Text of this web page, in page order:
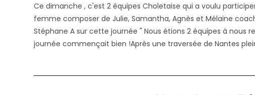
publication :
Ce dimanche , c'est 2 équipes Choletaise qui a voulu
femme composer de Julie, Samantha, Agnès et Mélaine
Stéphane A sur cette journée " Nous étions 2 équipes à nous
journée commençait bien !Après une traversée de Nantes